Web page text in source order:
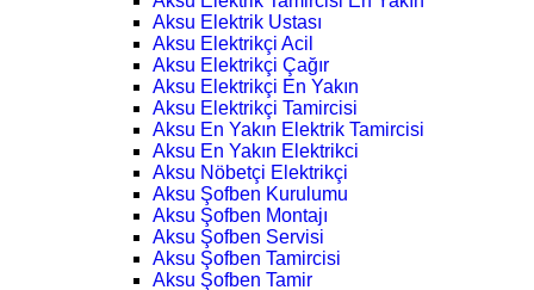
Aksu Elektrik Ustası
Aksu Elektrikçi Acil
Aksu Elektrikçi Çağır
Aksu Elektrikçi En Yakın
Aksu Elektrikçi Tamircisi
Aksu En Yakın Elektrik Tamircisi
Aksu En Yakın Elektrikci
Aksu Nöbetçi Elektrikçi
Aksu Şofben Kurulumu
Aksu Şofben Montajı
Aksu Şofben Servisi
Aksu Şofben Tamircisi
Aksu Şofben Tamir